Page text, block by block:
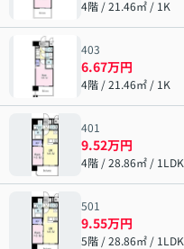
4階 / 21.46㎡ / 1K
403
6.67万円
4階 / 21.46㎡ / 1K
401
9.52万円
4階 / 28.86㎡ / 1LDK
501
9.55万円
5階 / 28.86㎡ / 1LDK